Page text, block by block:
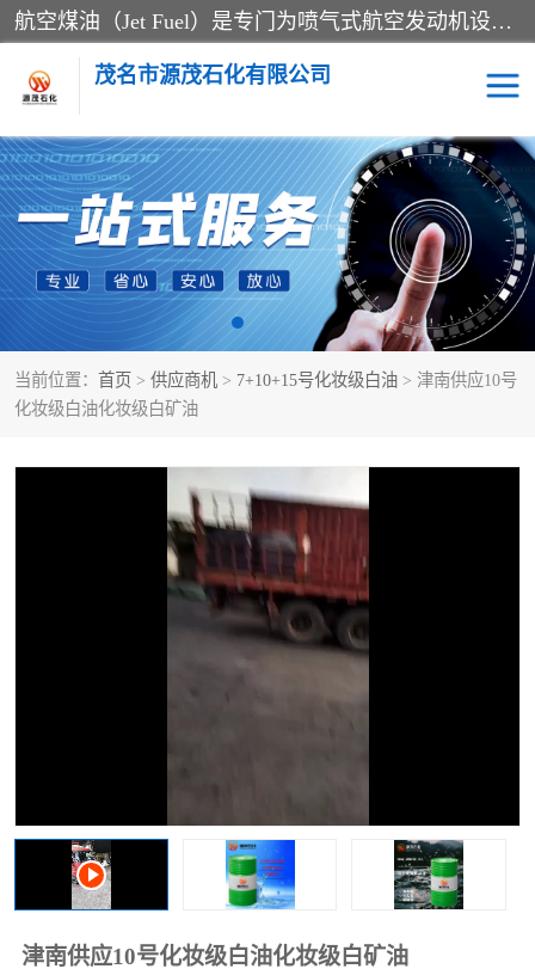
航空煤油（Jet Fuel）是专门为喷气式航空发动机设计的高纯度燃料，主要分为Jet A、Jet A-1和Jet B等类型。其特点是闪点高、低温流动性好，并添加了抗静电剂和抗氧化剂以确保飞行安全。航空煤油需
茂名市源茂石化有限公司
当前位置： 首页 > 供应商机 > 7+10+15号化妆级白油 > 津南供应10号
化妆级白油化妆级白矿油
津南供应10号化妆级白油化妆级白矿油
RP3航空煤油 D20+D30溶剂油
D40+D60溶剂油 D80+D100溶剂油
6号+120号溶剂油 260号溶剂油
异构烷烃 天然乳胶
26+32号化妆级白油 46+68号化妆级白油